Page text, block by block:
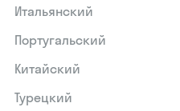
Итальянский
Португальский
Китайский
Турецкий